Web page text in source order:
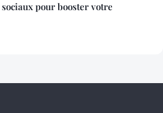
pour booster votre